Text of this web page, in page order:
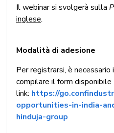
Il webinar si svolgerà sulla
inglese.
Modalità di adesione
Per registrarsi, è
compilare il form
link: https://
opportunities-in-india-
hinduja-group